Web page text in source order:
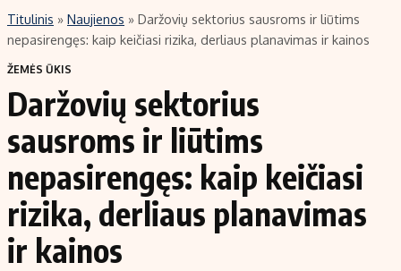
Turinys
Naujienos
Aplinka
Energetika
Ekonomika
Politika
NT ir statybos
Skaitykite
Įmonės
Žemės ūkis
Technologijos
Laisvalaikis
Titulinis » Naujienos » Daržovių sektorius sausroms ir liūtims
nepasirengęs: kaip keičiasi rizika, derliaus planavimas ir kainos
ŽEMĖS ŪKIS
Daržovių sektorius
sausroms ir liūtims
nepasirengęs: kaip keičiasi
rizika, derliaus planavimas
ir kainos